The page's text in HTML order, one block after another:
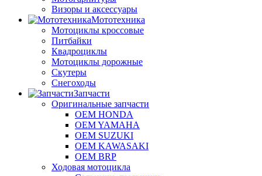
Визоры и аксессуары
Мототехника
Мотоциклы кроссовые
Питбайки
Квадроциклы
Мотоциклы дорожные
Скутеры
Снегоходы
Запчасти
Оригинальные запчасти
OEM HONDA
OEM YAMAHA
OEM SUZUKI
OEM KAWASAKI
OEM BRP
Ходовая мотоцикла